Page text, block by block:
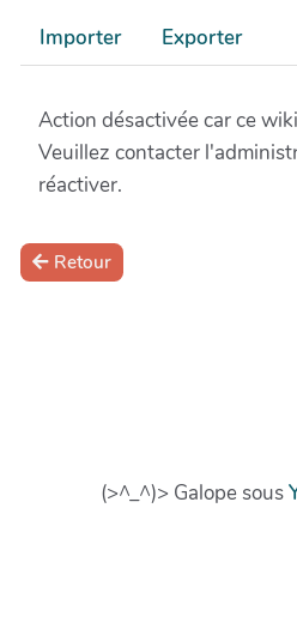
Importer
Exporter
Action désactivée car ce
Veuillez contacter
réactiver.
Retour
(>^_^)> Galope sous